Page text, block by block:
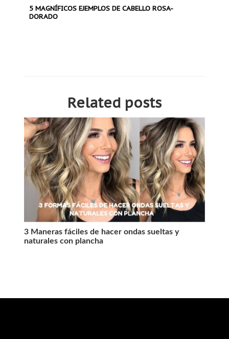
5 MAGNÍFICOS EJEMPLOS DE CABELLO ROSA-
DORADO
Related posts
3 Maneras fáciles de hacer ondas sueltas y
naturales con plancha